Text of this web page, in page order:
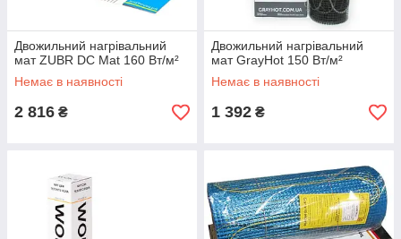
Двожильний нагрівальний
мат ZUBR DC Mat 160 Вт/м²
Немає в наявності
2 816 ₴
Двожильний нагрівальний
мат GrayHot 150 Вт/м²
Немає в наявності
1 392 ₴